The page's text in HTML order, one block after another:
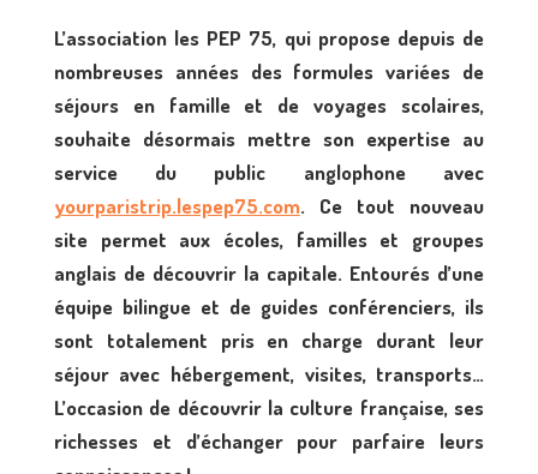
L’association les PEP 75, qui propose depuis de
nombreuses années des formules variées de
séjours en famille et de voyages scolaires,
souhaite désormais mettre son expertise au
service du public anglophone avec
yourparistrip.lespep75.com. Ce tout nouveau
site permet aux écoles, familles et groupes
anglais de découvrir la capitale. Entourés d’une
équipe bilingue et de guides conférenciers, ils
sont totalement pris en charge durant leur
séjour avec hébergement, visites, transports…
L’occasion de découvrir la culture française, ses
richesses et d’échanger pour parfaire leurs